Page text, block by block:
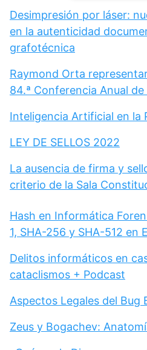
Desimpresión por láser:
en la autenticidad
grafotécnica
Raymond Orta
84.ª Conferencia Anual de
Inteligencia Artificial en la
LEY DE SELLOS 2022
La ausencia de firma y
criterio de la Sala
Hash en Informática
1, SHA-256 y SHA-512 en
Delitos informáticos en
cataclismos + Podcast
Aspectos Legales del Bug
Zeus y Bogachev: